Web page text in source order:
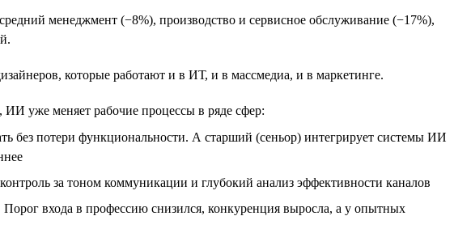
менеджмент (−8%), производство и сервисное обслуживание (−17%),
которые работают и в ИТ, и в массмедиа, и в маркетинге.
ИИ уже меняет рабочие процессы в ряде сфер:
без потери функциональности. А старший (сеньор) интегрирует системы ИИ
за тоном коммуникации и глубокий анализ эффективности каналов
Порог входа в профессию снизился, конкуренция выросла, а у опытных